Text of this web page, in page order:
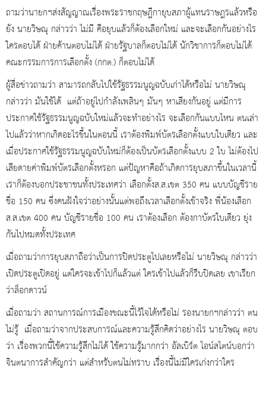
ถามว่านายกฯส่งสัญญาณเรื่องพระราชกฤษฎีกายุบสภาผู้แทนราษฎรแล้วหรือ
ยัง นายวิษณุ กล่าวว่า ไม่มี คือยุบแล้วก็ต้องเลือกใหม่ และจะเลือกกันอย่างไร
ใครตอบได้ ฝ่ายค้านตอบไม่ได้ ฝ่ายรัฐบาลก็ตอบไม่ได้ นักวิชาการก็ตอบไม่ได้
คณะกรรมการการเลือกตั้ง (กกต.) ก็ตอบไม่ได้
ผู้สื่อข่าวถามว่า สามารถกลับไปใช้รัฐธรรมนูญฉบับเก่าได้หรือไม่ นายวิษณุ
กล่าวว่า มันใช้ได้ แต่ถ้าอยู่ไปกำลังเพลินๆ มันๆ หาเสียงกันอยู่ แต่มีการ
ประกาศใช้รัฐธรรมนูญฉบับใหม่แล้วจะทำอย่างไร จะเลือกกันแบบไหน ตนเล่า
ไปแล้วว่าหากเกิดอะไรขึ้นในตอนนี้ เราต้องพิมพ์บัตรเลือกตั้งแบบใบเดียว และ
เมื่อประกาศใช้รัฐธรรมนูญฉบับใหม่ก็ต้องเป็นบัตรเลือกตั้งแบบ 2 ใบ ไม่ต้องไป
เสียดายค่าพิมพ์บัตรเลือกตั้งหรอก แต่ปัญหาคือถ้าเกิดการยุบสภาขึ้นในเวลานี้
เราก็ต้องบอกประชาชนทั้งประเทศว่า เลือกตั้งส.ส.เขต 350 คน แบบบัญชีราย
ชื่อ 150 คน ซึ่งคนฝังใจว่าอย่างนั้นแต่พอถึงเวลาเลือกตั้งเข้าจริง พี่น้องเลือก
ส.ส.เขต 400 คน บัญชีรายชื่อ 100 คน เราต้องเลือก ต้องกาบัตรใบเดียว ยุ่ง
กันไปหมดทั้งประเทศ
เมื่อถามว่าการยุบสภาถือว่าเป็นการปิดประตูไปเลยหรือไม่ นายวิษณุ กล่าวว่า
เปิดประตูเปิดอยู่ แต่ใครจะเข้าไปก็แล้วแต่ ใครเข้าไปแล้วก็รีบปิดเลย เขาเรียก
ว่าล็อกดาวน์
เมื่อถามว่า สถานการณ์การเมืองขณะนี้ไว้ใจได้หรือไม่ รองนายกฯกล่าวว่า ตน
ไม่รู้ เมื่อถามว่าจากประสบการณ์และความรู้สึกคิดว่าอย่างไร นายวิษณุ ตอบ
ว่า เรื่องพวกนี้ใช้ความรู้สึกไม่ได้ ใช้ความรู้มากกว่า อัลเบิร์ต ไอน์สไตน์บอกว่า
จินตนาการสำคัญกว่า แต่สำหรับตนไม่ทราบ เรื่องนี้ไม่มีใครเก่งกว่าใคร